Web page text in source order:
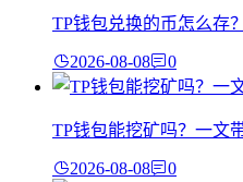
TP钱包兑换的币怎么存
2026-08-08 0
TP钱包能挖矿吗？一文
2026-08-08 0